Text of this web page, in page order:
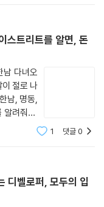
믹 이후에 달라진 오프
백화점의 시대에서 쇼핑
라인 융합의 시대로 바뀐
내 제일의 하이스트리
혁신적으로 대응하면서
국인 관광객, 글로벌 브랜
업과 Z세대, 오래된 공장
. 그러나 이곳들을 하이
다. 바로 핵심 산업, 정통
세력, 문화 인프라, 접근
스트리트를 알면, 돈
남 다녀오
절로 나
남, 명동,
려줘요.
를 꿰뚫고
1 댓글0
디벨로퍼, 모두의 입